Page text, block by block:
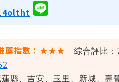
薦指數：★★★
綜合評比
縣、吉安、玉里、新城、壽